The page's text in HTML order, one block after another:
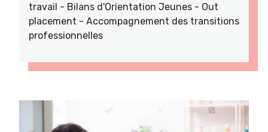
travail - Bilans d'Orientation Jeunes - Out
placement - Accompagnement des transitions
professionnelles